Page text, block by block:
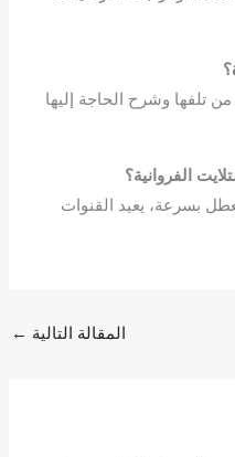
من تلفها وشرح الحاجة إليها
الفروانية؟
بسرعة، يعيد القنوات
المقالة التالية ←